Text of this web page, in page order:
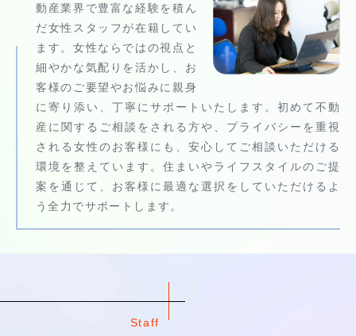
動産業界で豊富な経験を積ん
だ女性スタッフが在籍してい
ます。女性ならではの視点と
細やかな気配りを活かし、お
客様のご要望やお悩みに親身
に寄り添い、丁寧にサポートいたします。初めて不動
産に関するご相談をされる方や、プライバシーを重視
される女性のお客様にも、安心してご相談いただける
環境を整えています。住まいやライフスタイルのご提
案を通じて、お客様に最適な選択をしていただけるよ
う全力でサポートします。
Staff